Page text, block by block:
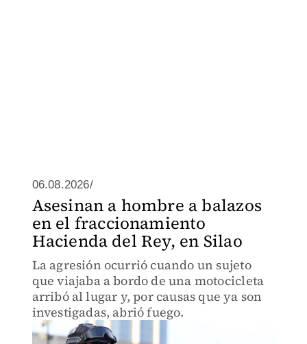
06.08.2026/
Asesinan a hombre a balazos
en el fraccionamiento
Hacienda del Rey, en Silao
La agresión ocurrió cuando un sujeto
que viajaba a bordo de una motocicleta
arribó al lugar y, por causas que ya son
investigadas, abrió fuego.